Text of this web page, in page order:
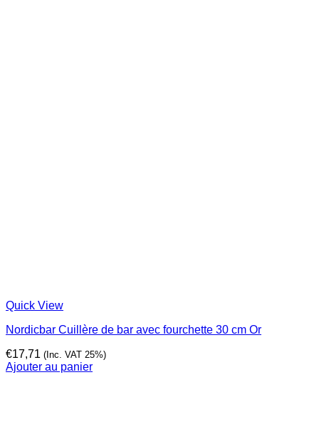
Quick View
Nordicbar Cuillère de bar avec fourchette 30 cm Or
€17,71 (Inc. VAT 25%)
Ajouter au panier